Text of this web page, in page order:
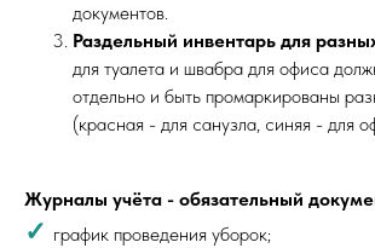
документов.
Раздельный инвентарь для
для туалета и швабра для офиса
отдельно и быть промаркированы
(красная - для санузла, синяя - для
Журналы учёта - обязательный
✓ график проведения уборок;